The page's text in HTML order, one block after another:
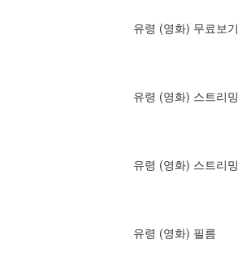
유령 (영화) 무료보기
유령 (영화) 스트리밍
유령 (영화) 스트리밍
유령 (영화) 필름